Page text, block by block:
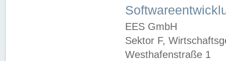
EES GmbH
Sektor F,
Westhafenstraße 1